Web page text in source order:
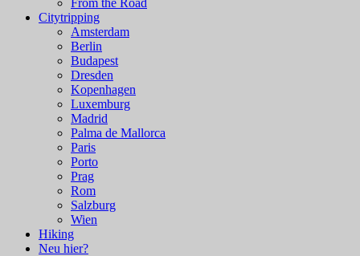
From the Road
Citytripping
Amsterdam
Berlin
Budapest
Dresden
Kopenhagen
Luxemburg
Madrid
Palma de Mallorca
Paris
Porto
Prag
Rom
Salzburg
Wien
Hiking
Neu hier?